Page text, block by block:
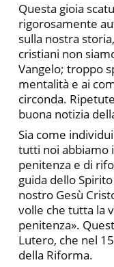
Questa gioia
rigorosamente
sulla nostra
cristiani non
Vangelo; troppo
mentalità e ai
circonda.
buona notizia
Sia come
tutti noi abbiamo
penitenza e di
guida dello
nostro Gesù
volle che tutta la
penitenza».
Lutero, che nel
della Riforma.